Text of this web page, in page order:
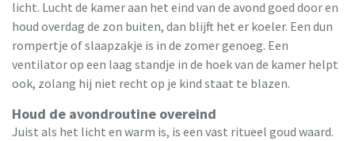
licht. Lucht de kamer aan het eind van de avond goed door en
houd overdag de zon buiten, dan blijft het er koeler. Een dun
rompertje of slaapzakje is in de zomer genoeg. Een
ventilator op een laag standje in de hoek van de kamer helpt
ook, zolang hij niet recht op je kind staat te blazen.
Houd de avondroutine overeind
Juist als het licht en warm is, is een vast ritueel goud waard.